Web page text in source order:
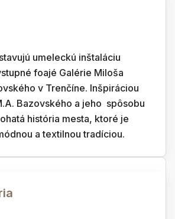
umeleckú inštaláciu
foajé Galérie Miloša
v Trenčíne. Inšpiráciou
Bazovského a jeho spôsobu
história mesta, ktoré je
a textilnou tradíciou.